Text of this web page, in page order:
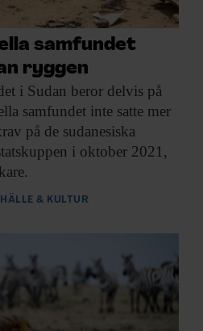
samfundet
ryggen
i Sudan beror delvis på
samfundet inte satte mer
på de sudanesiska
i oktober 2021,
& KULTUR